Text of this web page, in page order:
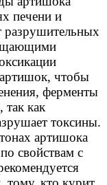
печени и
разрушительных
чтобы
ферменты
так как
токсины.
артишока
свойствам с